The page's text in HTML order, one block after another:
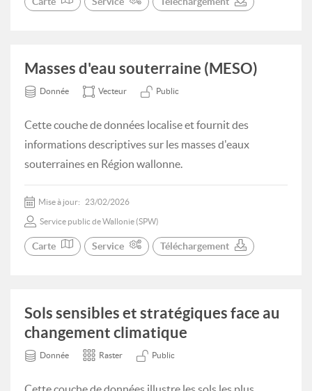
Masses d'eau souterraine (MESO)
Donnée Vecteur Public
Cette couche de données localise et fournit des
informations descriptives sur les masses d'eaux
souterraines en Région wallonne.
Mise à jour: 23/02/2026
Service public de Wallonie (SPW)
Carte Service Téléchargement
Sols sensibles et stratégiques face au
changement climatique
Donnée Raster Public